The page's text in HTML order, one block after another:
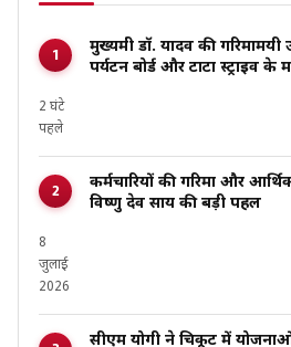
मुख्यमंत्री डॉ. यादव की
पर्यटन बोर्ड और टाटा
2 घंटे
पहले
कर्मचारियों की गरिमा और
विष्णु देव साय की बड़ी पहल
8
जुलाई
2026
सीएम योगी ने चित्रकूट में